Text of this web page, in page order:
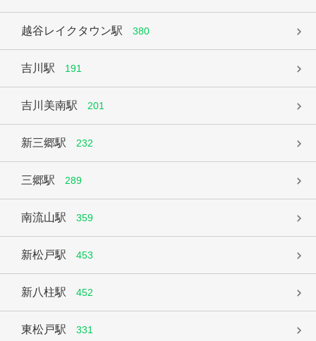
越谷レイクタウン駅 380
吉川駅 191
吉川美南駅 201
新三郷駅 232
三郷駅 289
南流山駅 359
新松戸駅 453
新八柱駅 452
東松戸駅 331